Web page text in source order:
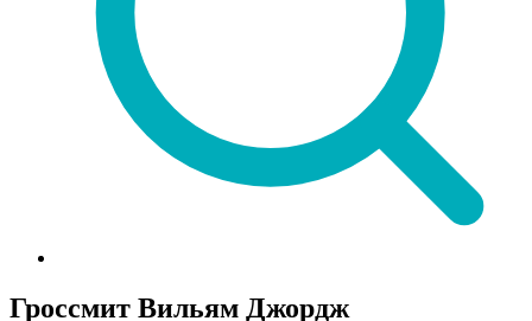
Гроссмит Вильям Джордж